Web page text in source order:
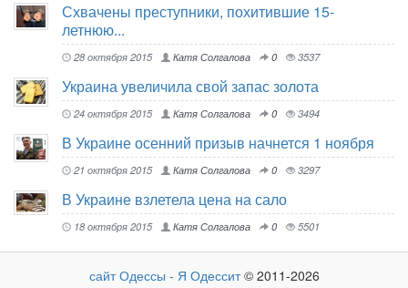
Схвачены преступники, похитившие 15-
летнюю...
28 октября 2015 Катя Солгалова 0 3537
Украина увеличила свой запас золота
24 октября 2015 Катя Солгалова 0 3494
В Украине осенний призыв начнется 1 ноября
21 октября 2015 Катя Солгалова 0 3297
В Украине взлетела цена на сало
18 октября 2015 Катя Солгалова 0 5501
сайт Одессы - Я Одессит© 2011-2026